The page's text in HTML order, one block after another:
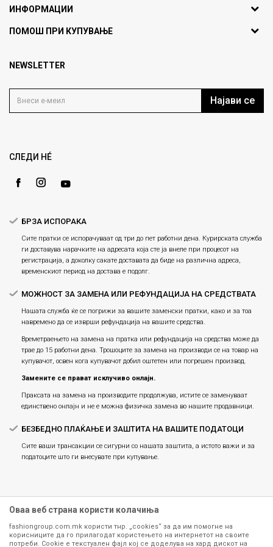
ИНФОРМАЦИИ
За нас
Продавници
Блог
Gift Card
ПОМОШ ПРИ КУПУВАЊЕ
Политика на приватност
Како да купите
Замена и рефундација на производи
NEWSLETTER
Најави се
СЛЕДИ НÉ
БРЗА ИСПОРАКА
Сите пратки се испорачуваат од три до пет работни дена. Курирската служба
ги доставува нарачките на адресата која сте ја внеле при процесот на
регистрација, а доколку сакате доставата да биде на различна адреса,
временскиот период на достава е подолг.
МОЖНОСТ ЗА ЗАМЕНА ИЛИ РЕФУНДАЦИЈА НА СРЕДСТВАТА
Нашата служба ќе се погрижи за вашите заменски пратки, како и за тоа
навремено да се изврши рефундација на вашите средства.
Времетраењето на замена на пратка или рефундацијa на средства може да
трае до 15 работни дена. Трошоците за замена на производи се на товар на
купувачот, освен кога купувачот добил оштетен или погрешен производ.
Замените се прават исклучиво онлајн.
Праксата на замена на производите продолжува, истите се заменуваат
единствено онлајн и не е можна физичка замена во нашите продавници.
БЕЗБЕДНО ПЛАЌАЊЕ И ЗАШТИТА НА ВАШИТЕ ПОДАТОЦИ
Сите ваши трансакции се сигурни со нашата заштита, а истото важи и за
податоците што ги внесувате при купување.
Оваа веб страна користи колачиња
fashiongroup.com.mk користи тнр. „cookies“ за да им помогне на
корисниците да го прилагодат користењето на интернетот на своите
потреби. Cookie е текстуален фајл кој се доделува на хард дискот на